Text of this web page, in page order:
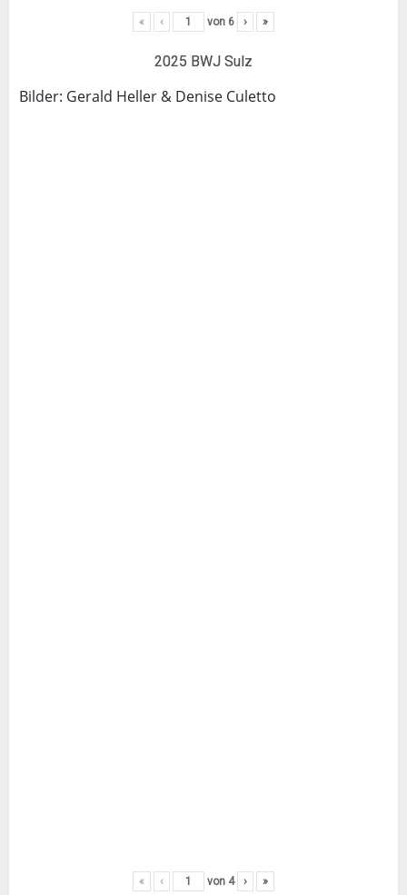
« ‹ von 6 › »
2025 BWJ Sulz
Bilder: Gerald Heller & Denise Culetto
« ‹ von 4 › »